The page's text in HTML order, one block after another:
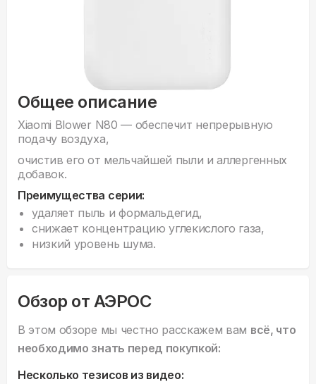
Общее описание
Xiaomi Blower N80 — обеспечит непрерывную
подачу воздуха,
очистив его от мельчайшей пыли и аллергенных
добавок.
Преимущества серии:
удаляет пыль и формальдегид,
снижает концентрацию углекислого газа,
низкий уровень шума.
Обзор от АЭРОС
В этом обзоре мы честно расскажем вам всё, что
необходимо знать перед покупкой:
Несколько тезисов из видео: